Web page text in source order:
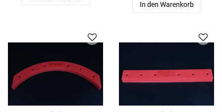
In den Warenkorb